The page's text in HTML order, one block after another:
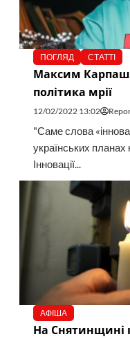
ПОГЛЯД СТАТТІ
Максим
політика мрії
12/02/2022 13:02
"Саме слова
українських планах
Інновації...
АФІША
На Снятинщині